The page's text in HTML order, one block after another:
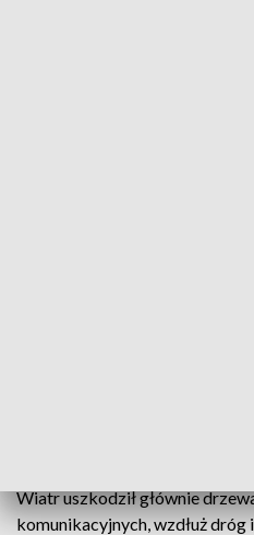
Wiatr uszkodził głównie
komunikacyjnych, wzdłuż dróg